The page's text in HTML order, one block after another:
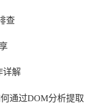
查
详解
通过DOM分析提取